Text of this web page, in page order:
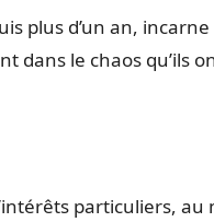
plus d’un an, incarne
dans le chaos qu’ils
particuliers, au